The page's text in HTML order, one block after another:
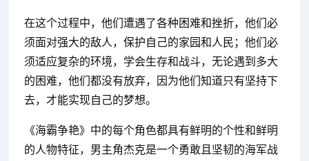
在这个过程中，他们遭遇了各种困难和挫折，他们必
须面对强大的敌人，保护自己的家园和人民；他们必
须适应复杂的环境，学会生存和战斗，无论遇到多大
的困难，他们都没有放弃，因为他们知道只有坚持下
去，才能实现自己的梦想。
《海霸争艳》中的每个角色都具有鲜明的个性和鲜明
的人物特征，男主角杰克是一个勇敢且坚韧的海军战